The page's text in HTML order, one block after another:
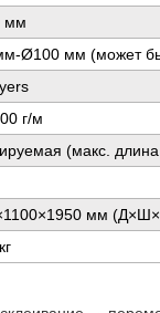
мм
Ø100 мм (может
г/м
(макс.
мм